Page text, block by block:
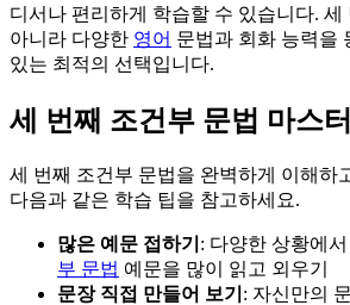
디서나 편리하게 학습할 수 있습니다. 세
아니라 다양한 영어 문법과 회화 능력을
있는 최적의 선택입니다.
세 번째 조건부 문법 마스
세 번째 조건부 문법을 완벽하게 이해하
다음과 같은 학습 팁을 참고하세요.
많은 예문 접하기 : 다양한 상황에
부 문법 예문을 많이 읽고 외우기
문장 직접 만들어 보기 : 자신만의